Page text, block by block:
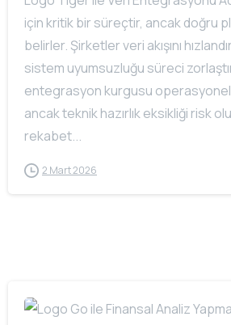
için kritik bir süreçtir, ancak doğru
belirler. Şirketler veri akışını
sistem uyumsuzluğu süreci
entegrasyon kurgusu operasyonel
ancak teknik hazırlık eksikliği risk
rekabet...
2 Mart 2026